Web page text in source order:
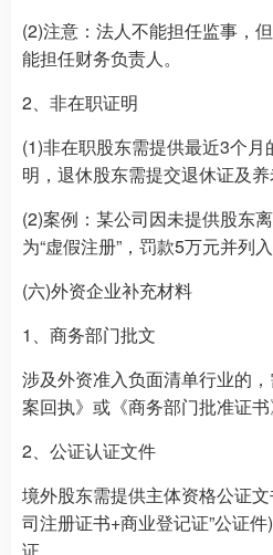
(2)注意：法人不能担任监事，
能担任财务负责人。
2、非在职证明
(1)非在职股东需提供最近3个
明，退休股东需提交退休证及养
(2)案例：某公司因未提供股东
为“虚假注册”，罚款5万元并列
(六)外资企业补充材料
1、商务部门批文
涉及外资准入负面清单行业的
案回执》或《商务部门批准证书
2、公证认证文件
境外股东需提供主体资格公证
司注册证书+商业登记证”公证
证。